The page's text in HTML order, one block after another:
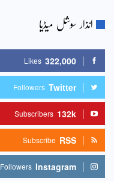
انذار سوشل میڈیا
322,000
Likes
Twitter
Followers
132k
Subscribers
RSS
Subscribe
Instagram
Followers